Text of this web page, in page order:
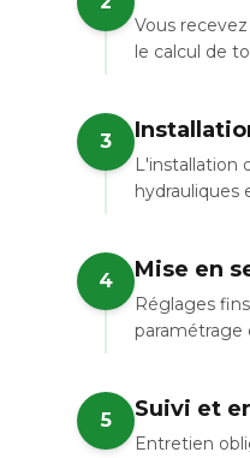
Vous
le calcul de
3
L'installation
hydrauliques
4 Mise en
Réglages
paramétrage
5 Suivi et
Entretien